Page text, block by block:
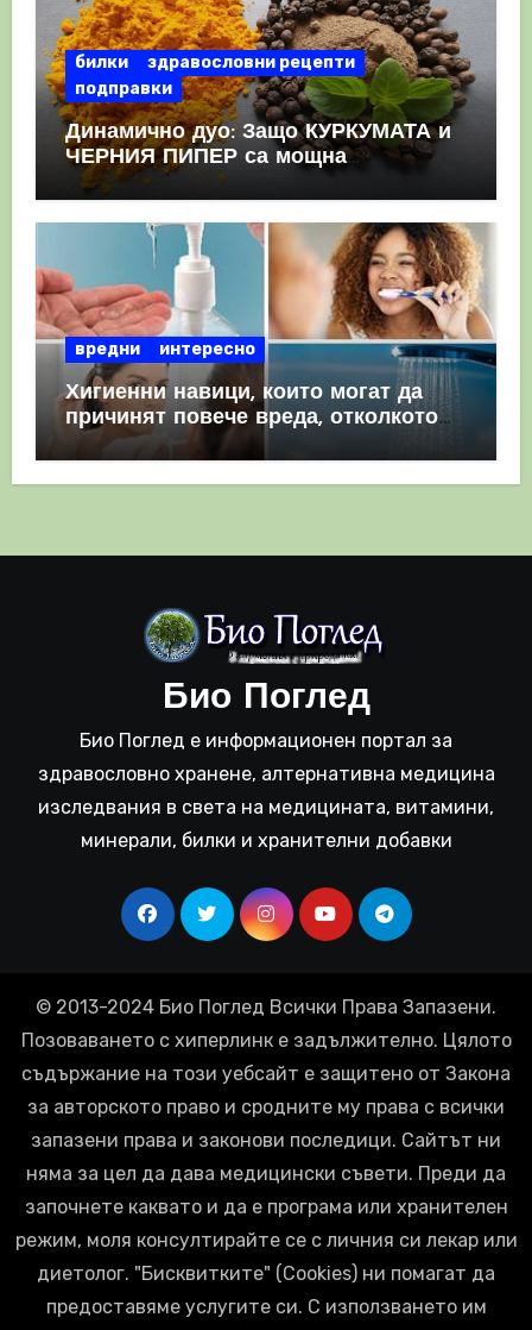
билки
здравословни рецепти
подправки
Динамично дуо: Защо КУРКУМАТА и
ЧЕРНИЯ ПИПЕР са мощна
комбинация
вредни интересно
Хигиенни навици, които могат да
причинят повече вреда, отколкото
полза
Био Поглед
Био Поглед е информационен портал за
здравословно хранене, алтернативна медицина
изследвания в света на медицината, витамини,
минерали, билки и хранителни добавки
© 2013-2024 Био Поглед Всички Права Запазени.
Позоваването с хиперлинк е задължително. Цялото
съдържание на този уебсайт е защитено от Закона
за авторското право и сродните му права с всички
запазени права и законови последици. Сайтът ни
няма за цел да дава медицински съвети. Преди да
започнете каквато и да е програма или хранителен
режим, моля консултирайте се с личния си лекар или
диетолог. "Бисквитките" (Cookies) ни помагат да
предоставяме услугите си. С използването им